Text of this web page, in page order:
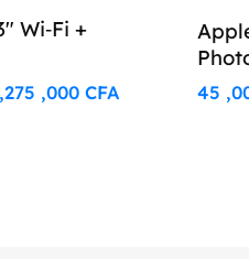
Wi‑Fi +
,000CFA 45